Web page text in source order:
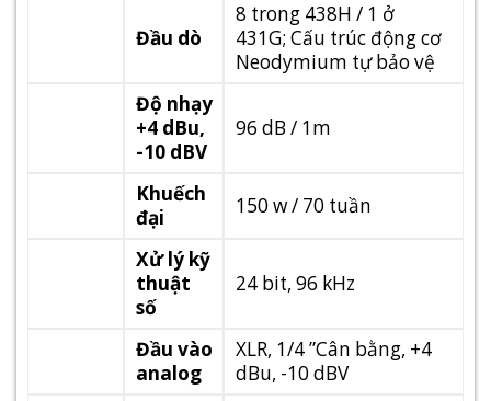
Đầu dò
8 trong 438H / 1 ở
431G; Cấu trúc động cơ
Neodymium tự bảo vệ
Độ nhạy
+4 dBu,
-10 dBV
96 dB / 1m
Khuếch
đại
150 w / 70 tuần
Xử lý kỹ
thuật
số
24 bit, 96 kHz
Đầu vào
analog
XLR, 1/4 ”Cân bằng, +4
dBu, -10 dBV